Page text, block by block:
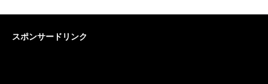
スポンサードリンク